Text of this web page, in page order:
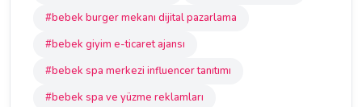
#bebek burger mekanı dijital pazarlama
#bebek giyim e-ticaret ajansı
#bebek spa merkezi influencer tanıtımı
#bebek spa ve yüzme reklamları